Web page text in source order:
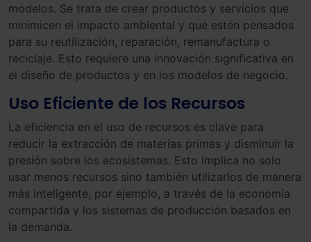
modelos. Se trata de crear productos y servicios que
minimicen el impacto ambiental y que estén pensados
para su reutilización, reparación, remanufactura o
reciclaje. Esto requiere una innovación significativa en
el diseño de productos y en los modelos de negocio.
Uso Eficiente de los Recursos
La eficiencia en el uso de recursos es clave para
reducir la extracción de materias primas y disminuir la
presión sobre los ecosistemas. Esto implica no solo
usar menos recursos sino también utilizarlos de manera
más inteligente, por ejemplo, a través de la economía
compartida y los sistemas de producción basados en
la demanda.